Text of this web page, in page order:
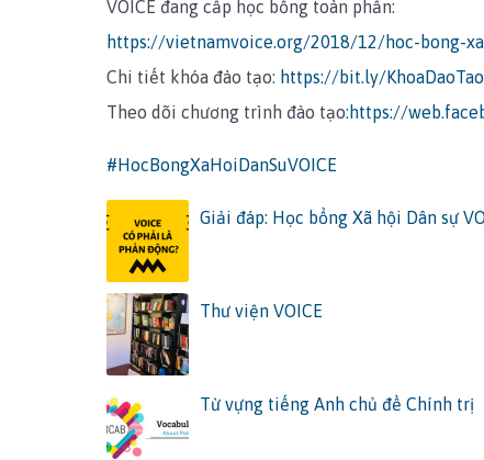
VOICE đang cấp học bổng toàn phần:
https://vietnamvoice.org/2018/12/hoc-bong-
Chi tiết khóa đào tạo: https://bit.ly/
Theo dõi chương trình đào tạo: https://
#HocBongXaHoiDanSuVOICE
Giải đáp: Học bổng Xã hội Dân sự
Thư viện VOICE
Từ vựng tiếng Anh chủ đề Chính trị